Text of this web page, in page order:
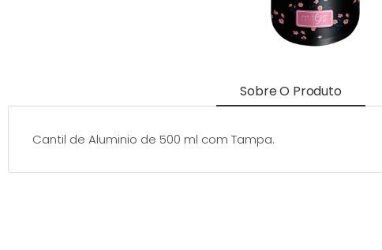
Sobre O Produto
Cantil de Aluminio de 500 ml com Tampa.